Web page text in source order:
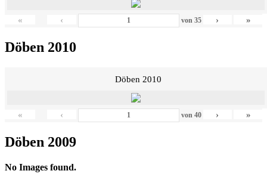
« ‹ von 35 › »
Döben 2010
Döben 2010
« ‹ von 40 › »
Döben 2009
No Images found.